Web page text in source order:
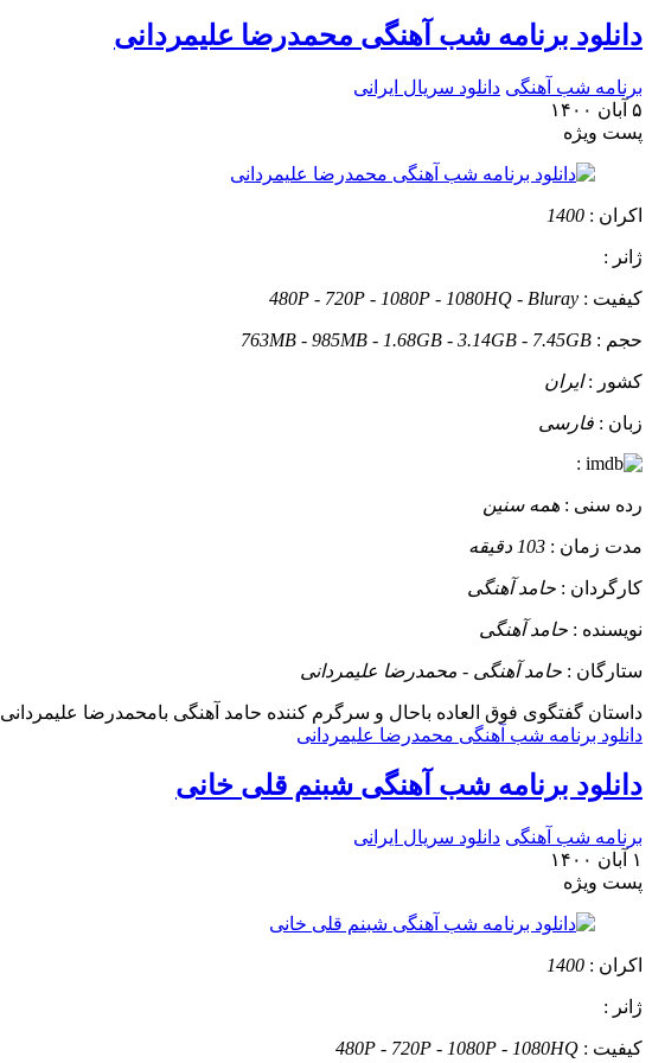
دانلود برنامه شب آهنگی محمدرضا علیمردانی
برنامه شب آهنگی دانلود سریال ایرانی
۵ آبان ۱۴۰۰
پست ويژه
اکران : 1400
ژانر :
کیفیت : 480P - 720P - 1080P - 1080HQ - Bluray
حجم : 763MB - 985MB - 1.68GB - 3.14GB - 7.45GB
کشور :ایران
زبان : فارسی
:
رده سنی : همه سنین
مدت زمان : 103 دقیقه
کارگردان : حامد آهنگی
نویسنده : حامد آهنگی
ستارگان : حامد آهنگی - محمدرضا علیمردانی
داستان گفتگوی فوق العاده باحال و سرگرم کننده حامد آهنگی بامحمدرضا علیمردانی
دانلود برنامه شب آهنگی محمدرضا علیمردانی
دانلود برنامه شب آهنگی شبنم قلی خانی
برنامه شب آهنگی دانلود سریال ایرانی
۱ آبان ۱۴۰۰
پست ويژه
اکران : 1400
ژانر :
کیفیت : 480P - 720P - 1080P - 1080HQ